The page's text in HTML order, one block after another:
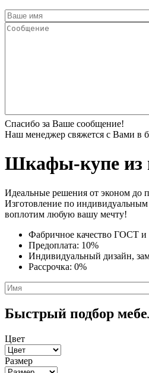
Спасибо за Ваше сообщение!
Наш менеджер свяжется с Вами в
Шкафы-купе из
Идеальные решения от эконом до
Изготовление по
воплотим любую вашу мечту!
Фабричное качество ГОСТ и
Предоплата: 10%
Индивидуальный дизайн,
Рассрочка: 0%
Быстрый подбор
Цвет
Размер